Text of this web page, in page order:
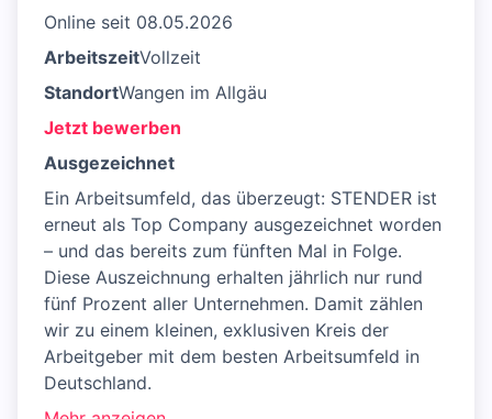
Online seit 08.05.2026
ArbeitszeitVollzeit
StandortWangen im Allgäu
Jetzt bewerben
Ausgezeichnet
Ein Arbeitsumfeld, das überzeugt: STENDER ist
erneut als Top Company ausgezeichnet worden
– und das bereits zum fünften Mal in Folge.
Diese Auszeichnung erhalten jährlich nur rund
fünf Prozent aller Unternehmen. Damit zählen
wir zu einem kleinen, exklusiven Kreis der
Arbeitgeber mit dem besten Arbeitsumfeld in
Deutschland.